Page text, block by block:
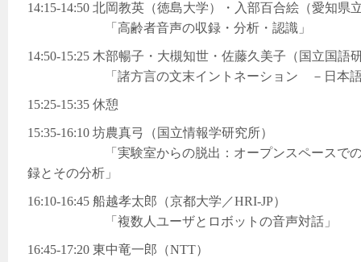
14:15-14:50 北岡教英（徳島大学）・入部百合絵（愛知県
「高齢者音声の収録・分析・認識」
14:50-15:25 木部暢子・大槻知世・佐藤久美子（国立国語
「諸方言の文末イントネーション －日本語諸
15:25-15:35 休憩
15:35-16:10 坊農真弓（国立情報学研究所）
「実験室からの脱出：オープンスペースでのマ
録とその分析」
16:10-16:45 船越孝太郎（京都大学／HRI-JP）
「複数人ユーザとロボットの音声対話」
16:45-17:20 東中竜一郎（NTT）